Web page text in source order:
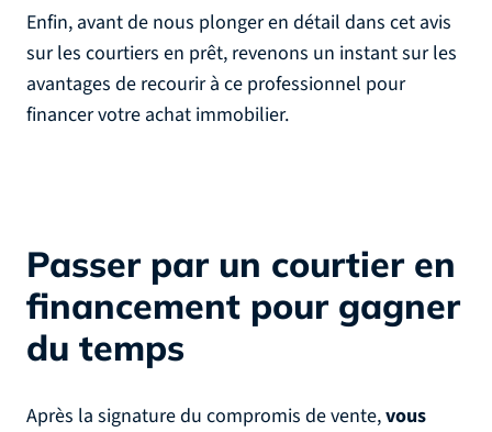
Enfin, avant de nous plonger en détail dans cet avis
sur les courtiers en prêt, revenons un instant sur les
avantages de recourir à ce professionnel pour
financer votre achat immobilier.
Passer par un courtier en
financement pour gagner
du temps
Après la signature du compromis de vente,vous